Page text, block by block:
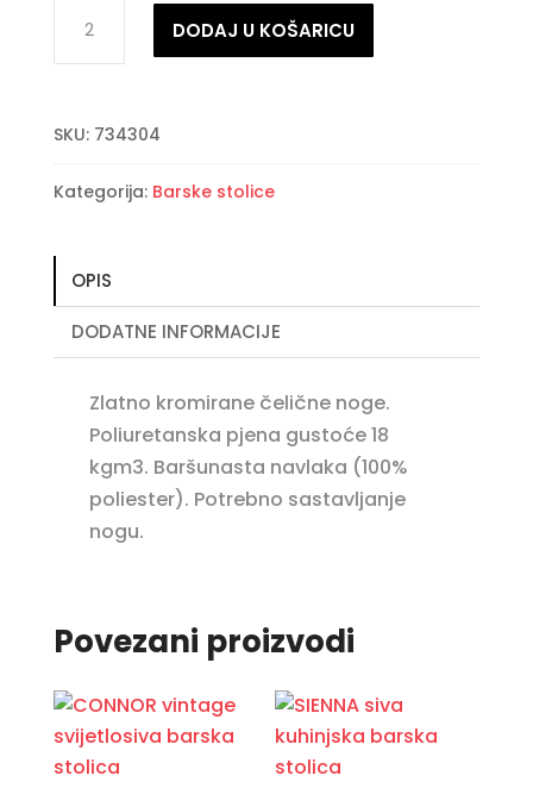
bijela
od
količina
DODAJ U KOŠARICU
SKU: 734304
Kategorija: Barske stolice
OPIS
DODATNE INFORMACIJE
Zlatno kromirane čelične noge.
Poliuretanska pjena gustoće 18
kgm3. Baršunasta navlaka (100%
poliester). Potrebno sastavljanje
nogu.
Povezani proizvodi